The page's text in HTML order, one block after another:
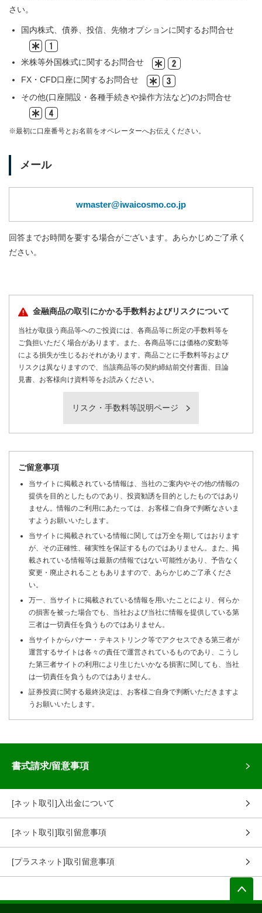
さい。
国内株式、債券、投信、先物オプションに関するお問合せ
米株等外国株式に関するお問合せ
FX・CFD口座に関するお問合せ
その他(口座開設・各種手続きや操作方法など)のお問合せ
※最初に口座番号とお名前をオペレーターへお伝えください。
メール
wmaster@iwaicosmo.co.jp
回答までお時間を要する場合がございます。あらかじめご了承く
ださい。
金融商品の取引にかかる手数料およびリスクについて
当社が取扱う商品等へのご投資には、各商品等に所定の手数料等を
ご負担いただく場合があります。また、各商品等には価格の変動等
による損失が生じるおそれがあります。商品ごとに手数料等および
リスクは異なりますので、当該商品等の契約締結前交付書面、目論
見書、お客様向け資料等をお読みください。
リスク・手数料等説明ページ
ご留意事項
当サイトに掲載されている情報は、当社のご案内やその他の情報の
提供を目的としたものであり、投資勧誘を目的としたものではあり
ません。情報のご利用にあたっては、お客様ご自身で判断なさいま
すようお願いいたします。
当サイトに掲載されている情報に関しては万全を期してはおります
が、その正確性、確実性を保証するものではありません。また、掲
載されている情報等は最新の情報ではない可能性があり、予告なく
変更・廃止されることもありますので、あらかじめご了承くださ
い。
万一、当サイトに掲載されている情報を用いたことにより、何らか
の損害を被った場合でも、当社および当社に情報を提供している第
三者は一切責任を負うものではありません。
当サイトからバナー・テキストリンク等でアクセスできる第三者が
運営するサイトは各々の責任で運営されているものであり、こうし
た第三者サイトの利用により生じたいかなる損害に関しても、当社
は一切責任を負うものではありません。
証券投資に関する最終決定は、お客様ご自身で判断いただきますよ
うお願いいたします。
書式請求/留意事項
[ネット取引]入出金について
[ネット取引]取引留意事項
[プラスネット]取引留意事項